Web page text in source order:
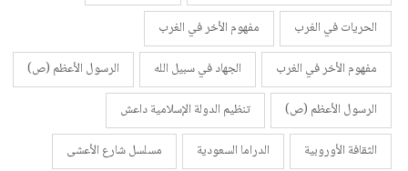
الحريات في الغرب
مفهوم الأخر في الغرب
مفهوم الأخر في الغرب
الجهاد في سبيل الله
الرسول الأعظم (ص)
الرسول الأعظم (ص)
تنظيم الدولة الإسلامية داعش
الثقافة الأوروبية
الدراما السعودية
مسلسل شارع الأعشى